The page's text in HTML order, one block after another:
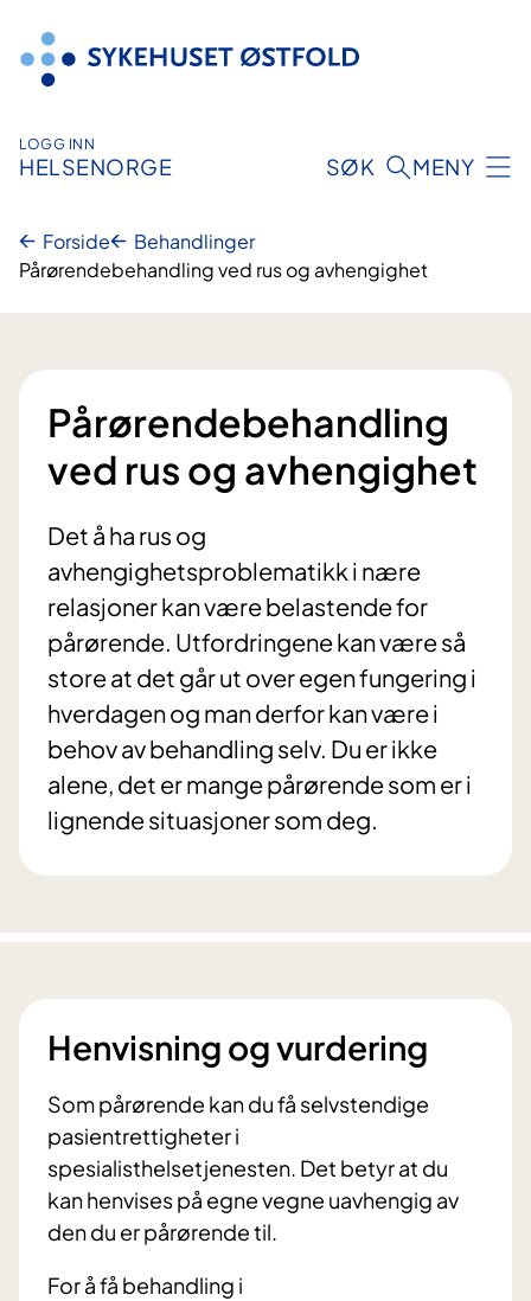
innhold
LOGG INN
HELSENORGE SØK MENY
Forside
Behandlinger
Pårørendebehandling ved rus og avhengighet
Pårørendebehandling
ved rus og avhengighet
Det å ha rus og
avhengighetsproblematikk i nære
relasjoner kan være belastende for
pårørende. Utfordringene kan være så
store at det går ut over egen fungering i
hverdagen og man derfor kan være i
behov av behandling selv. Du er ikke
alene, det er mange pårørende som er i
lignende situasjoner som deg.
Henvisning og vurdering
Som pårørende kan du få selvstendige
pasientrettigheter i
spesialisthelsetjenesten. Det betyr at du
kan henvises på egne vegne uavhengig av
den du er pårørende til.
For å få behandling i